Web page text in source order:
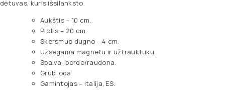
dėtuvas, kuris išsilanksto.
Aukštis – 10 cm..
Plotis – 20 cm.
Skersmuo dugno – 4 cm.
Užsegama magnetu ir užtrauktuku.
Spalva: bordo/raudona.
Grubi oda.
Gamintojas – Italija, ES.